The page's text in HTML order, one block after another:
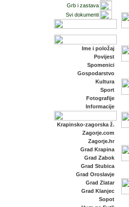
Grb i zastava
Svi dokumenti
Ime i položaj
Povijest
Spomenici
Gospodarstvo
Kultura
Sport
Fotografije
Informacije
Krapinsko-zagorska ž.
Zagorje.com
Zagorje.hr
Grad Krapina
Grad Zabok
Grad Stubica
Grad Oroslavje
Grad Zlatar
Grad Klanjec
Sopot